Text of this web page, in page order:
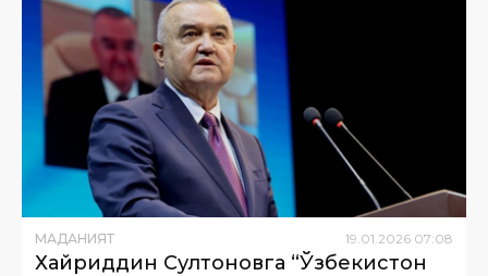
МАДАНИЯТ 19 01 2026 07:08
Хайриддин Султоновга “Ўзбекистон